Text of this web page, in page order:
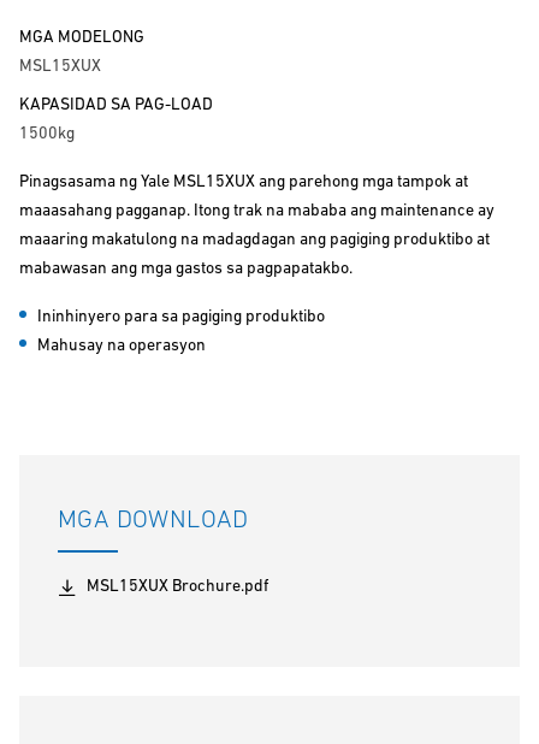
MGA MODELONG
MSL15XUX
KAPASIDAD SA PAG-LOAD
1500kg
Pinagsasama ng Yale MSL15XUX ang parehong mga tampok at
maaasahang pagganap. Itong trak na mababa ang maintenance ay
maaaring makatulong na madagdagan ang pagiging produktibo at
mabawasan ang mga gastos sa pagpapatakbo.
Ininhinyero para sa pagiging produktibo
Mahusay na operasyon
MGA DOWNLOAD
MSL15XUX Brochure.pdf